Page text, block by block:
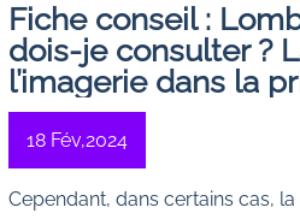
Fiche conseil :
dois-je consulter ?
l’imagerie dans la
18 Fév,2024
Cependant, dans certains cas,